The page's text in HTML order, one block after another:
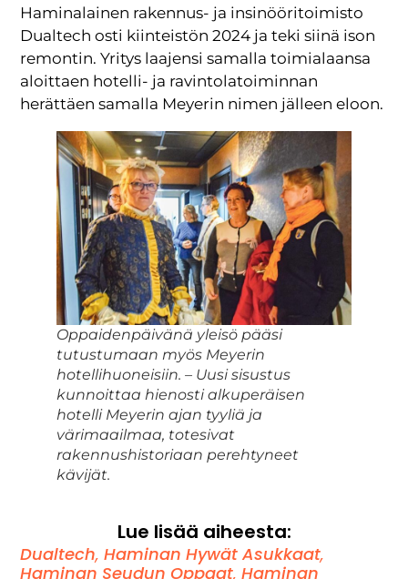
Haminalainen rakennus- ja insinööritoimisto
Dualtech osti kiinteistön 2024 ja teki siinä ison
remontin. Yritys laajensi samalla toimialaansa
aloittaen hotelli- ja ravintolatoiminnan
herättäen samalla Meyerin nimen jälleen eloon.
Oppaidenpäivänä yleisö pääsi
tutustumaan myös Meyerin
hotellihuoneisiin. – Uusi sisustus
kunnoittaa hienosti alkuperäisen
hotelli Meyerin ajan tyyliä ja
värimaailmaa, totesivat
rakennushistoriaan perehtyneet
kävijät.
Lue lisää aiheesta:
Dualtech,Haminan Hywät Asukkaat,
Haminan Seudun Oppaat,Haminan